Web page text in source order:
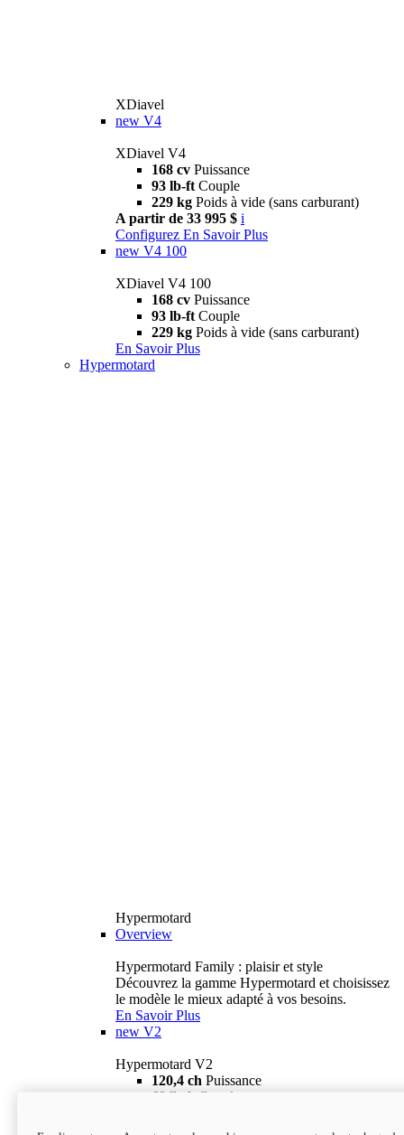
XDiavel
new V4
XDiavel V4
168 cv Puissance
93 lb-ft Couple
229 kg Poids à vide (sans carburant)
A partir de 33 995 $ i
Configurez En Savoir Plus
new V4 100
XDiavel V4 100
168 cv Puissance
93 lb-ft Couple
229 kg Poids à vide (sans carburant)
En Savoir Plus
Hypermotard
Hypermotard
Overview
Hypermotard Family : plaisir et style
Découvrez la gamme Hypermotard et choisissez
le modèle le mieux adapté à vos besoins.
En Savoir Plus
new V2
Hypermotard V2
120,4 ch Puissance
69 lb-ft
Couple
18 895 $